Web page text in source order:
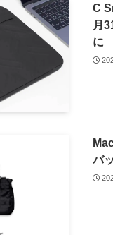
C
月
に
バ